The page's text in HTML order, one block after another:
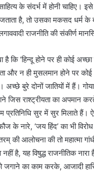
के संदर्भ में होनी चाहिए।
जताता है, तो उसका मकसद धर्म के
राजनीति की संकीर्ण
कि ‘हिन्दू होने पर ही कोई
और न ही मुसलमान होने पर कोई
अच्छे बुरे दोनों जातियों में हैं।
जिस राश्ट्रीयता का अपमान
प्रतिनिधि सुर में सुर मिलाते हैं।
के नारे, ‘जय हिंद’ का भी
की आलोचना की तो महात्मा
नहीं है, यह विषुद्ध राजनीतिक नारा
जगाने का काम करके, आजादी